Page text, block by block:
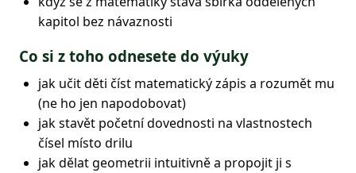
kapitol bez návaznosti
Co si z toho odnesete do výuky
jak učit děti číst matematický zápis a rozumět mu
(ne ho jen napodobovat)
jak stavět početní dovednosti na vlastnostech
čísel místo drilu
jak dělat geometrii intuitivně a propojit ji s